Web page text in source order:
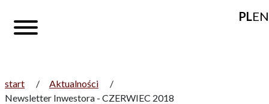
PLEN
start / Aktualności
/
Newsletter Inwestora - CZERWIEC 2018